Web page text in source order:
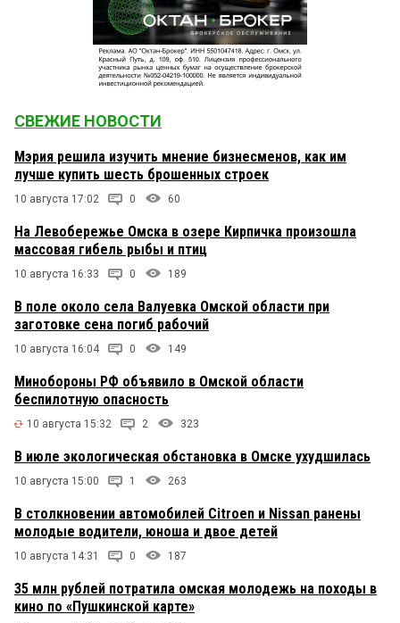
СВЕЖИЕ НОВОСТИ
Мэрия решила изучить мнение бизнесменов, как им
лучше купить шесть брошенных строек
10 августа 17:02 0 60
На Левобережье Омска в озере Кирпичка произошла
массовая гибель рыбы и птиц
10 августа 16:33 0 189
В поле около села Валуевка Омской области при
заготовке сена погиб рабочий
10 августа 16:04 0 149
Минобороны РФ объявило в Омской области
беспилотную опасность
10 августа 15:32 2 323
В июле экологическая обстановка в Омске ухудшилась
10 августа 15:00 1 263
В столкновении автомобилей Citroen и Nissan ранены
молодые водители, юноша и двое детей
10 августа 14:31 0 187
35 млн рублей потратила омская молодежь на походы в
кино по «Пушкинской карте»